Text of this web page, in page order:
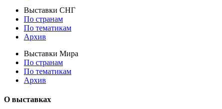
Выставки СНГ
По странам
По тематикам
Архив
Выставки Мира
По странам
По тематикам
Архив
О выставках